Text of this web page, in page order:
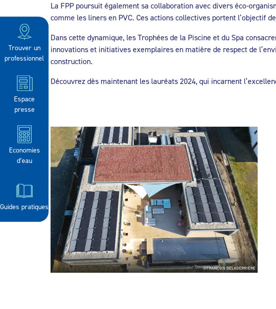
Trouver un
professionnel
Espace
presse
Economies
d’eau
Guides pratiques
La FPP poursuit également sa collaboration avec divers éco-
comme les liners en PVC. Ces actions collectives portent l’objectif
Dans cette dynamique, les Trophées de la Piscine et du Spa
innovations et initiatives exemplaires en matière de respect de
construction.
Découvrez dès maintenant les lauréats 2024, qui incarnent